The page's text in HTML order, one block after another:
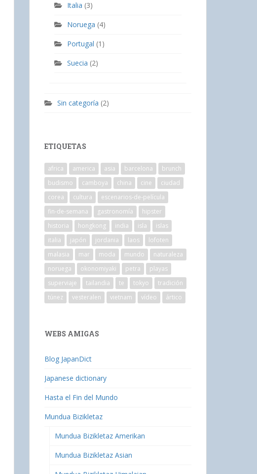
Italia (3)
Noruega (4)
Portugal (1)
Suecia (2)
Sin categoría (2)
ETIQUETAS
africa america asia barcelona
brunch
budismo
camboya china cine
ciudad
corea
cultura
escenarios-de-película
fin-de-semana
gastronomía
hipster
historia
hongkong india isla
islas
italia
japón jordania laos
lofoten
malasia
mar moda mundo
naturaleza
noruega
okonomiyaki petra
playas
superviaje
tailandia te tokyo
tradición
túnez
vesteralen vietnam vídeo ártico
WEBS AMIGAS
Blog JapanDict
Japanese dictionary
Hasta el Fin del Mundo
Mundua Bizikletaz
Mundua Bizikletaz Amerikan
Mundua Bizikletaz Asian